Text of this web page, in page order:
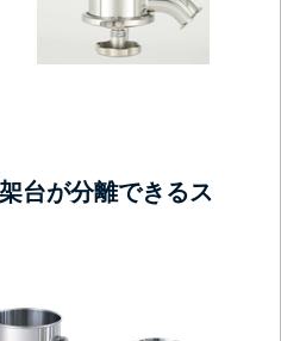
台が分離できるス